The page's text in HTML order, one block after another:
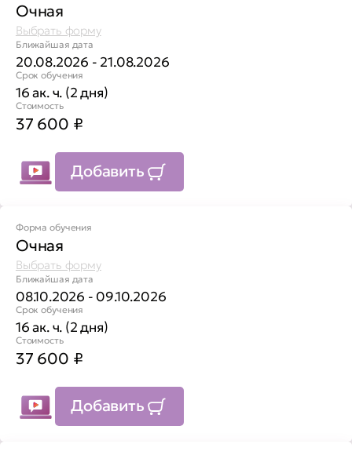
Очная
Выбрать форму
Ближайшая дата
20.08.2026 - 21.08.2026
Срок обучения
16 ак. ч. (2 дня)
Стоимость
37 600 ₽
Добавить
Форма обучения
Очная
Выбрать форму
Ближайшая дата
08.10.2026 - 09.10.2026
Срок обучения
16 ак. ч. (2 дня)
Стоимость
37 600 ₽
Добавить